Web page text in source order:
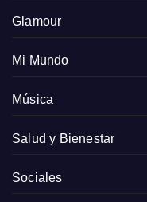
Glamour
Mi Mundo
Música
Salud y Bienestar
Sociales